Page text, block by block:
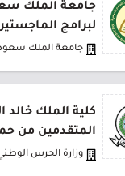
جامعة الملك
لبرامج
جامعة الملك
كلية الملك
المتقدمين من
وزارة الحرس